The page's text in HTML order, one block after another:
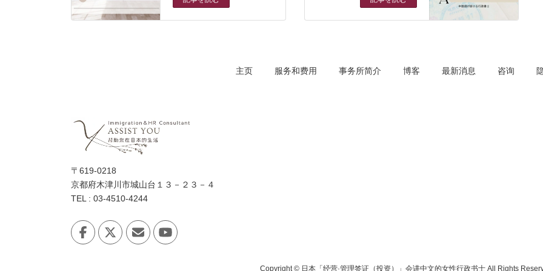
主页 服务和费用 事务所简介 博客 最新消息 咨询
〒619-0218
京都府木津川市城山台１３－２３－４
TEL : 03-4510-4244
Copyright © 日本「经营·管理签证（投资）」会讲中文的女性行政书士 All Rights